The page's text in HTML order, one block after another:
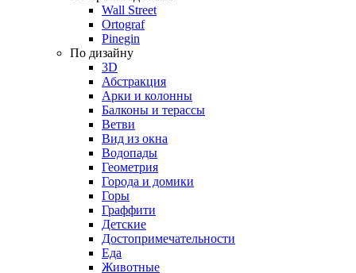
Wall Street
Ortograf
Pinegin
По дизайну
3D
Абстракция
Арки и колонны
Балконы и терассы
Ветви
Вид из окна
Водопады
Геометрия
Города и домики
Горы
Граффити
Детские
Достопримечательности
Еда
Животные